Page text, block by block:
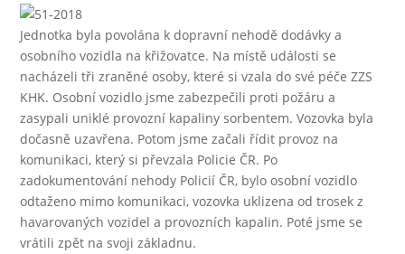
Jednotka byla povolána k dopravní nehodě dodávky a
osobního vozidla na křižovatce. Na místě události se
nacházeli tři zraněné osoby, které si vzala do své péče ZZS
KHK. Osobní vozidlo jsme zabezpečili proti požáru a
zasypali uniklé provozní kapaliny sorbentem. Vozovka byla
dočasně uzavřena. Potom jsme začali řídit provoz na
komunikaci, který si převzala Policie ČR. Po
zadokumentování nehody Policií ČR, bylo osobní vozidlo
odtaženo mimo komunikaci, vozovka uklizena od trosek z
havarovaných vozidel a provozních kapalin. Poté jsme se
vrátili zpět na svoji základnu.